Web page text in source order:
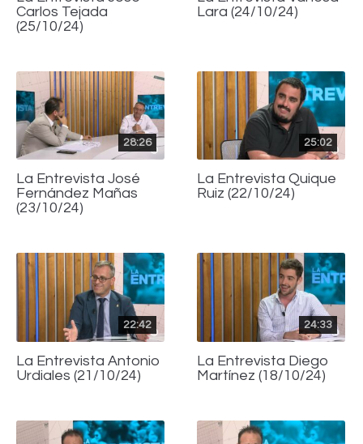
Carlos Tejada
(25/10/24)
Lara (24/10/24)
28:26
La Entrevista José
Fernández Mañas
(23/10/24)
25:02
La Entrevista Quique
Ruiz (22/10/24)
22:42
La Entrevista Antonio
Urdiales (21/10/24)
24:33
La Entrevista Diego
Martínez (18/10/24)